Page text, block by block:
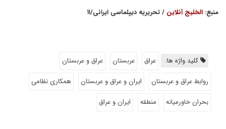
منبع: الخلیج آنلاین / تحریریه دیپلماسی ایرانی/۱۱
کلید واژه ها: عراق عربستان
عراق و عربستان
روابط عراق و عربستان
ایران و عراق و عربستان
همکاری نظامی
بحران خاورمیانه
منطقه ایران و عراق